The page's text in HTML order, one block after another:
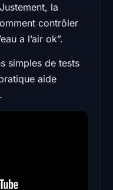
la
contrôler
a l’air ok”.
simples de tests
aide